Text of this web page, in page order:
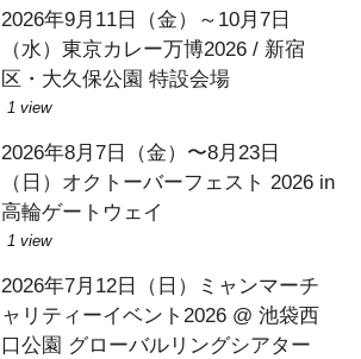
2026年9月11日（金）～10月7日
（水）東京カレー万博2026 / 新宿
区・大久保公園 特設会場
1 view
2026年8月7日（金）〜8月23日
（日）オクトーバーフェスト 2026 in
高輪ゲートウェイ
1 view
2026年7月12日（日）ミャンマーチ
ャリティーイベント2026 @ 池袋西
口公園 グローバルリングシアター